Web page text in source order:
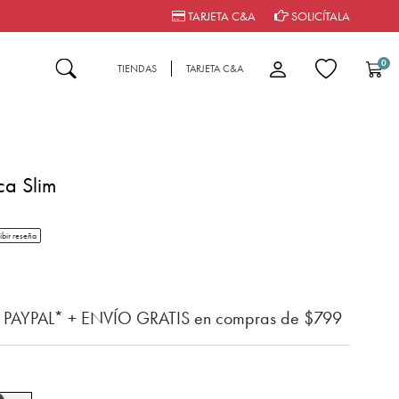
TARJETA C&A SOLICÍTALA
TIENDAS TARJETA C&A 0
Slim
del cliente
rating
reseña
+ ENVÍO GRATIS en compras de $799